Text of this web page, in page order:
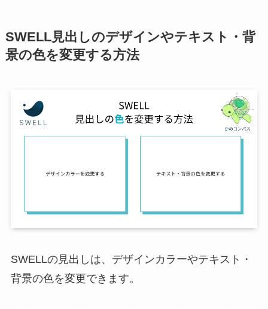
SWELL見出しのデザインやテキスト・背
景の色を変更する方法
SWELLの見出しは、デザインカラーやテキスト・
背景の色を変更できます。